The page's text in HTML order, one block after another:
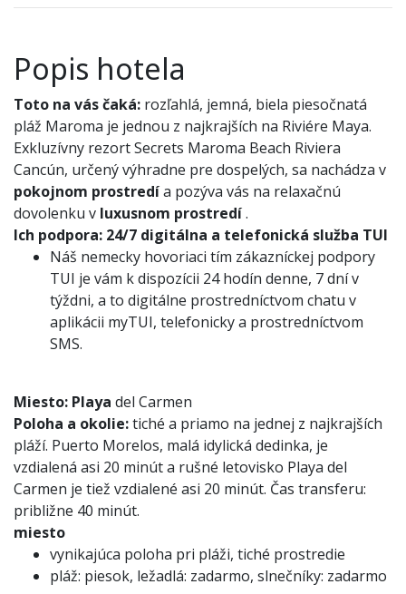
Popis hotela
Toto na vás čaká: rozľahlá, jemná, biela piesočnatá
pláž Maroma je jednou z najkrajších na Riviére Maya.
Exkluzívny rezort Secrets Maroma Beach Riviera
Cancún, určený výhradne pre dospelých, sa nachádza v
pokojnom prostredía pozýva vás na relaxačnú
dovolenku v luxusnom prostredí.
Ich podpora: 24/7 digitálna a telefonická služba TUI
Náš nemecky hovoriaci tím zákazníckej podpory
TUI je vám k dispozícii 24 hodín denne, 7 dní v
týždni, a to digitálne prostredníctvom chatu v
aplikácii myTUI, telefonicky a prostredníctvom
SMS.
Miesto: Playa del Carmen
Poloha a okolie:tiché a priamo na jednej z najkrajších
pláží. Puerto Morelos, malá idylická dedinka, je
vzdialená asi 20 minút a rušné letovisko Playa del
Carmen je tiež vzdialené asi 20 minút. Čas transferu:
približne 40 minút.
miesto
vynikajúca poloha pri pláži, tiché prostredie
pláž: piesok, ležadlá: zadarmo, slnečníky: zadarmo